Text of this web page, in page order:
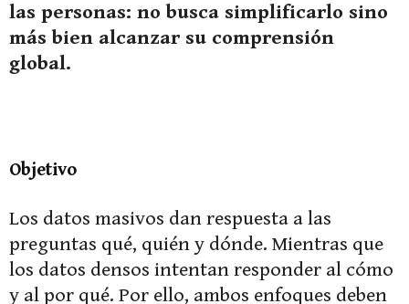
las personas: no busca simplificarlo sino
más bien alcanzar su comprensión
global.
Objetivo
Los datos masivos dan respuesta a las
preguntas qué, quién y dónde. Mientras que
los datos densos intentan responder al cómo
y al por qué. Por ello, ambos enfoques deben